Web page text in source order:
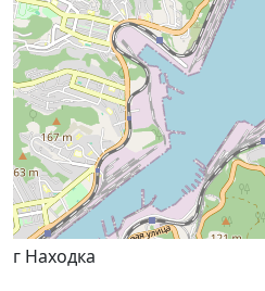
г Находка